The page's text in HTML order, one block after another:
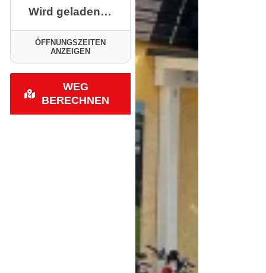
Wird geladen…
ÖFFNUNGSZEITEN
ANZEIGEN
WEG
BERECHNEN